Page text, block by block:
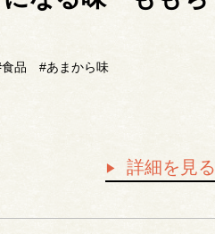
品
#あまから味
詳細を見る